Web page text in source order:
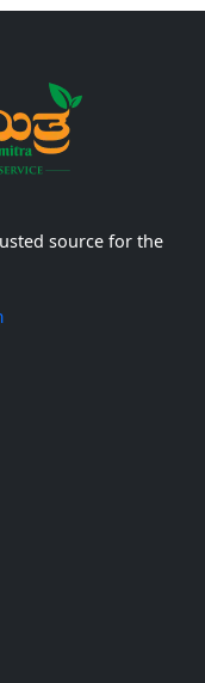
source for the